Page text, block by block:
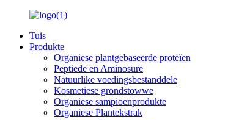
Tuis
Produkte
Organiese plantgebaseerde proteïen
Peptiede en Aminosure
Natuurlike voedingsbestanddele
Kosmetiese grondstowwe
Organiese sampioenprodukte
Organiese Plantekstrak